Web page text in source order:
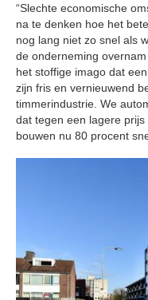
“Slechte economische
na te denken hoe het
nog lang niet zo snel als
de onderneming
het stoffige imago dat
zijn fris en vernieuwend
timmerindustrie. We
dat tegen een lagere
bouwen nu 80 procent